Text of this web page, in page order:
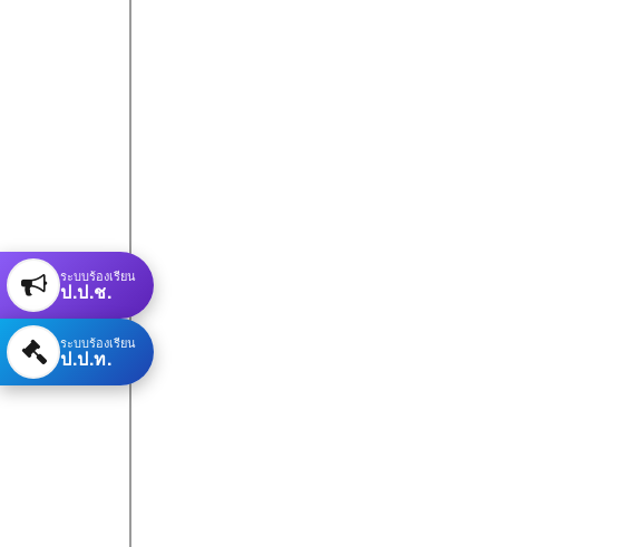
ระบบร้องเรียน
ป.ป.ช.
ระบบร้องเรียน
ป.ป.ท.